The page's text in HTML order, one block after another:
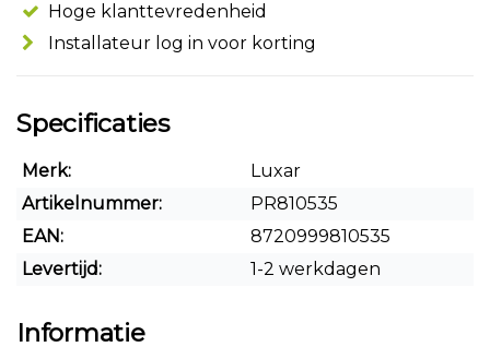
Hoge klanttevredenheid
Installateur log in voor korting
Specificaties
Merk:
Luxar
Artikelnummer:
PR810535
EAN:
8720999810535
Levertijd:
1-2 werkdagen
Informatie